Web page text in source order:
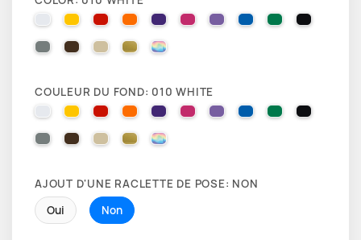
010 WHITE025 BRIMSTONE YELLOW
031 RED035 PASTEL ORANGE
040 VIOLET
041 PINK043 LAVENDER
051 GENTIAN BLUE
061 GREEN
070
071 GREY080 BROWN
082 BEIGE
091 GOLD000 HOLOGRAPHIQUE
COULEUR DU FOND: 010 WHITE
010 WHITE025 BRIMSTONE YELLOW
031 RED035 PASTEL ORANGE
040 VIOLET
041 PINK043 LAVENDER
051 GENTIAN BLUE
061 GREEN
070
071 GREY080 BROWN
082 BEIGE
091 GOLD000 HOLOGRAPHIQUE
AJOUT D'UNE RACLETTE DE POSE: NON
Oui
Non